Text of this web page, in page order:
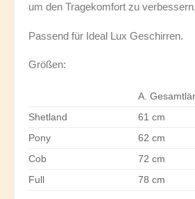
um den Tragekomfort zu
Passend für Ideal Lux Geschirren.
Größen:
A.
Shetland
61 cm
Pony
62 cm
Cob
72 cm
Full
78 cm